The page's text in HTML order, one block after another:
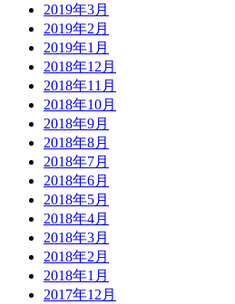
2019年3月
2019年2月
2019年1月
2018年12月
2018年11月
2018年10月
2018年9月
2018年8月
2018年7月
2018年6月
2018年5月
2018年4月
2018年3月
2018年2月
2018年1月
2017年12月